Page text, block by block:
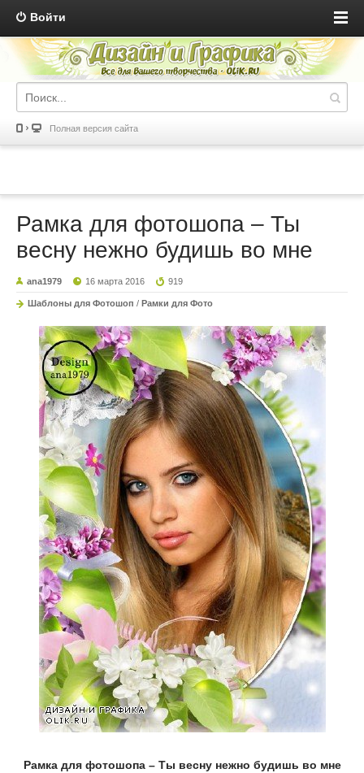
Войти
Полная версия сайта
Рамка для фотошопа – Ты
весну нежно будишь во мне
ana1979 16 марта 2016 919
Шаблоны для Фотошоп / Рамки для Фото
Рамка для фотошопа – Ты весну нежно будишь во мне